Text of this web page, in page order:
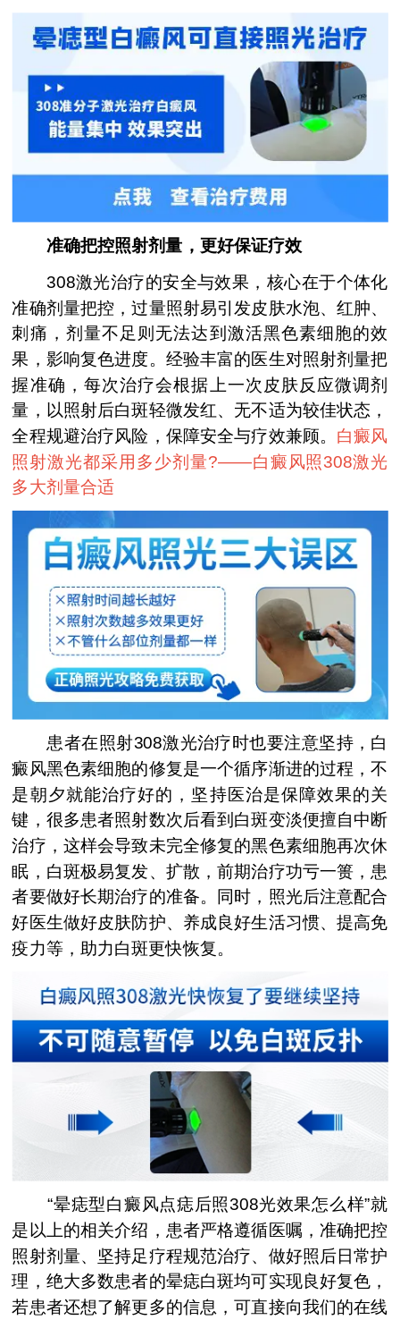
准确把控照射剂量，更好保证疗效
308激光治疗的安全与效果，核心在于个体化
准确剂量把控，过量照射易引发皮肤水泡、红肿、
刺痛，剂量不足则无法达到激活黑色素细胞的效
果，影响复色进度。经验丰富的医生对照射剂量把
握准确，每次治疗会根据上一次皮肤反应微调剂
量，以照射后白斑轻微发红、无不适为较佳状态，
全程规避治疗风险，保障安全与疗效兼顾。 白癜风
照射激光都采用多少剂量?——白癜风照308激光
多大剂量合适
患者在照射308激光治疗时也要注意坚持，白
癜风黑色素细胞的修复是一个循序渐进的过程，不
是朝夕就能治疗好的，坚持医治是保障效果的关
键，很多患者照射数次后看到白斑变淡便擅自中断
治疗，这样会导致未完全修复的黑色素细胞再次休
眠，白斑极易复发、扩散，前期治疗功亏一篑，患
者要做好长期治疗的准备。同时，照光后注意配合
好医生做好皮肤防护、养成良好生活习惯、提高免
疫力等，助力白斑更快恢复。
“晕痣型白癜风点痣后照308光效果怎么样”就
是以上的相关介绍，患者严格遵循医嘱，准确把控
照射剂量、坚持足疗程规范治疗、做好照后日常护
理，绝大多数患者的晕痣白斑均可实现良好复色，
若患者还想了解更多的信息，可直接向我们的在线